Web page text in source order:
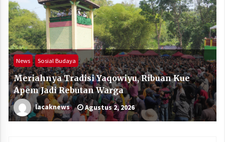
News Sosial Budaya
Meriahnya Tradisi Yaqowiyu, Ribuan Kue
Apem Jadi Rebutan Warga
lacaknews Agustus 2, 2026